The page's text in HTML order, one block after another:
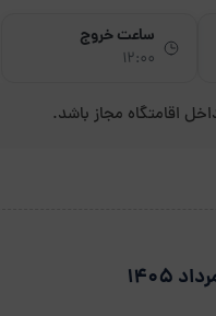
ساعت خروج
12:00
اقامتگاه مجاز باشد.
1405